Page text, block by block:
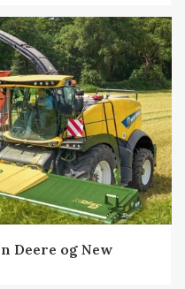
Deere og New